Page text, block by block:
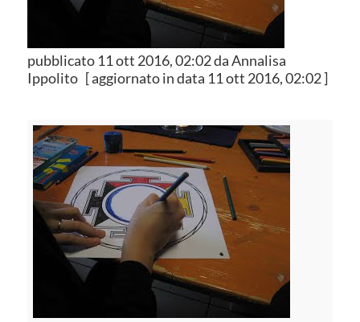
pubblicato 11 ott 2016, 02:02da Annalisa
Ippolito [ aggiornato in data 11 ott 2016, 02:02]